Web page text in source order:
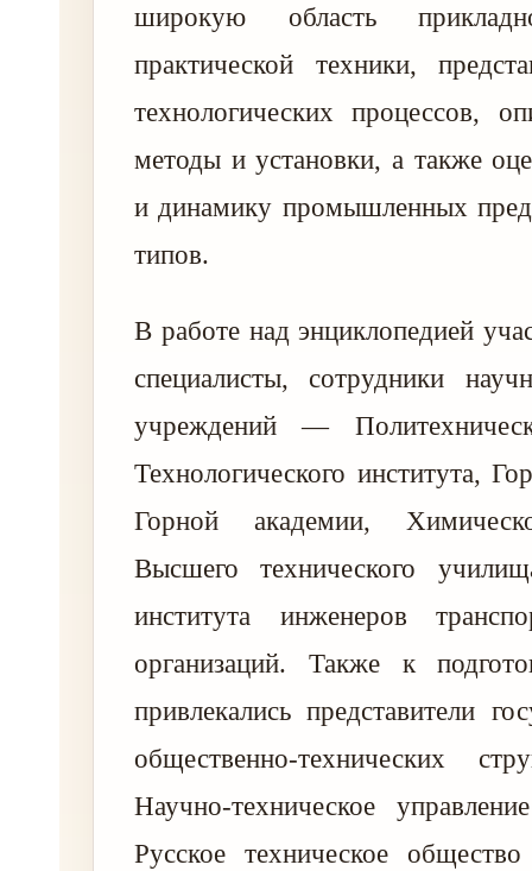
широкую область
практической техники,
технологических процессов,
методы и установки, а также
и динамику промышленных
типов.
В работе над энциклопедией
специалисты, сотрудники
учреждений —
Технологического института,
Горной академии,
Высшего технического
института инженеров
организаций. Также к
привлекались представители
общественно-технических
Научно-техническое
Русское техническое